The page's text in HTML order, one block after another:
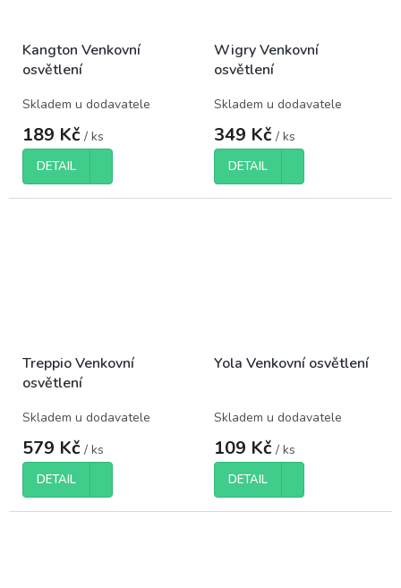
Kangton Venkovní
osvětlení
Skladem u dodavatele
189 Kč / ks
DETAIL
Wigry Venkovní
osvětlení
Skladem u dodavatele
349 Kč / ks
DETAIL
Treppio Venkovní
osvětlení
Skladem u dodavatele
579 Kč / ks
DETAIL
Yola Venkovní osvětlení
Skladem u dodavatele
109 Kč / ks
DETAIL